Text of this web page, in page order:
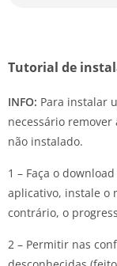
Tutorial de
INFO: Para instalar
necessário
não instalado.
1 – Faça o
aplicativo, instale o
contrário, o
2 – Permitir nas